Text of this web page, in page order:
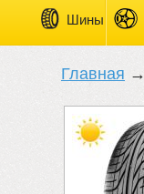
Шины
Главная →